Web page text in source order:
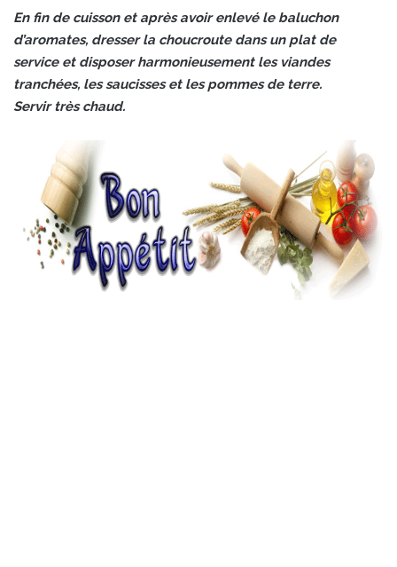
En fin de cuisson et après avoir enlevé le baluchon
d’aromates, dresser la choucroute dans un plat de
service et disposer harmonieusement les viandes
tranchées, les saucisses et les pommes de terre.
Servir très chaud.